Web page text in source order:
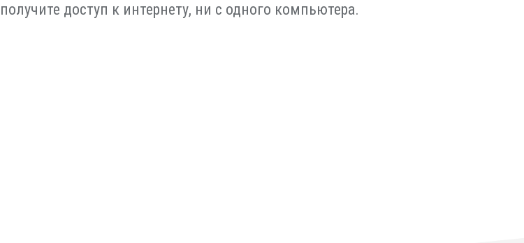
доступ к интернету, ни с одного компьютера.